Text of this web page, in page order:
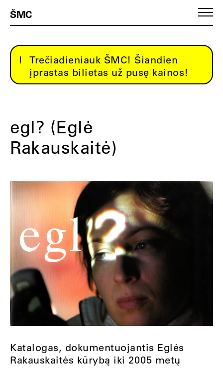
ŠMC
Trečiadieniauk ŠMC! Šiandien
įprastas bilietas už pusę kainos!
egl? (Eglė
Rakauskaitė)
Katalogas, dokumentuojantis Eglės
Rakauskaitės kūrybą iki 2005 metų